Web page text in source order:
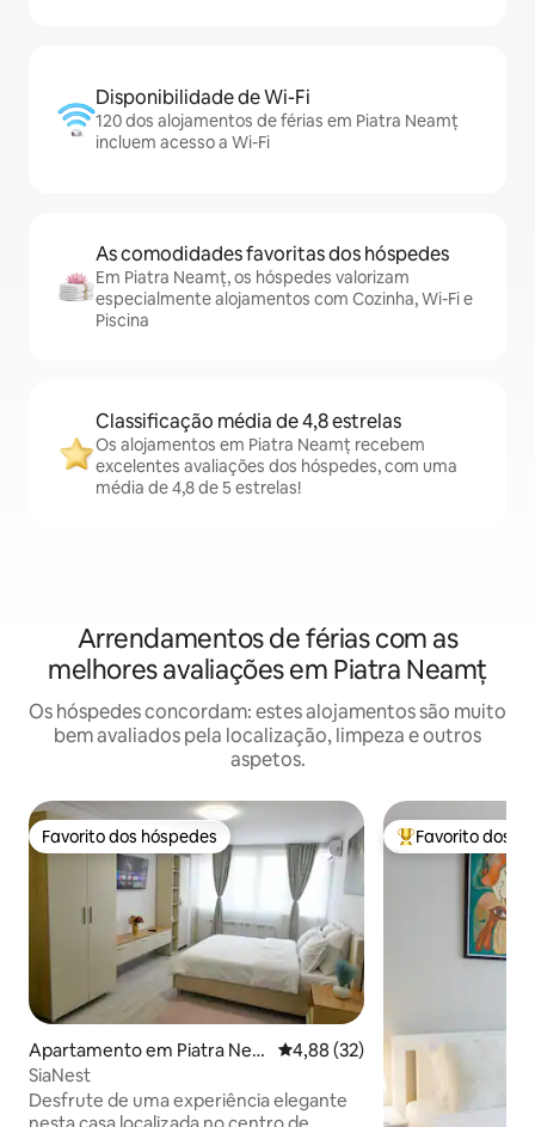
Disponibilidade de Wi-Fi
120 dos alojamentos de férias em Piatra Neamț
incluem acesso a Wi-Fi
As comodidades favoritas dos hóspedes
Em Piatra Neamț, os hóspedes valorizam
especialmente alojamentos com Cozinha, Wi-Fi e
Piscina
Classificação média de 4,8 estrelas
Os alojamentos em Piatra Neamț recebem
excelentes avaliações dos hóspedes, com uma
média de 4,8 de 5 estrelas!
Arrendamentos de férias com as
melhores avaliações em Piatra Neamț
Os hóspedes concordam: estes alojamentos são muito
bem avaliados pela localização, limpeza e outros
aspetos.
Favorito dos hóspedes
Favorito dos hóspedes
Apartamento em Piatra Nea
mț
Classificação média de 4,88
4,88 (32)
SiaNest
Desfrute de uma experiência elegante
Favoritos dos
Favorito dos